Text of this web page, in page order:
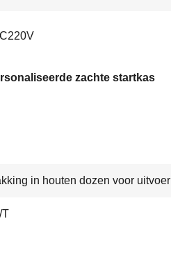
zachte startkas
in houten dozen voor uitvoer
T